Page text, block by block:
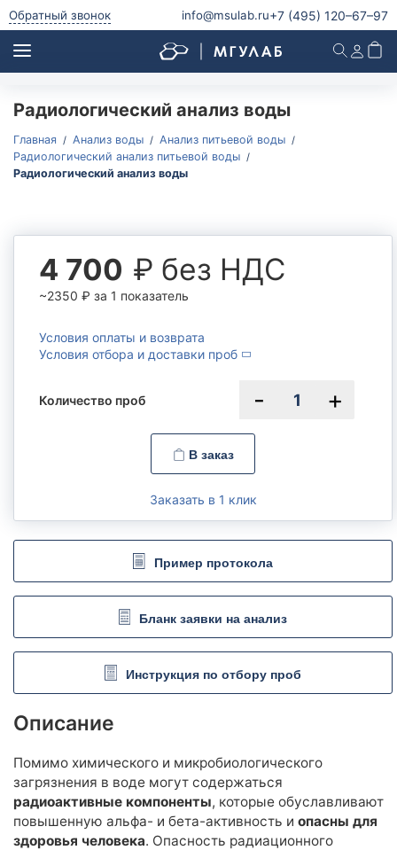
Обратный звонок info@msulab.ru+7 (495) 120–67–97
Анализ питьевой воды
Анализ питьевой воды
Анализ воды из скважины
Анализ водопроводной воды
Анализ бутилированной воды
Микробиологический и паразитологический анализ
питьевой воды
Радиологический анализ питьевой воды
Анализ воды из реки, пруда
Микробиологический и паразитологический анализ
Анализ воды из бассейна
Микробиологический и паразитологический анализ воды из
Анализ сточных вод
Анализ сточных вод
полива (гидропоника)
Комплексные наборы
Анионы
Элементный состав
Полициклические ароматические углеводороды (ПАУ)
Радиологический анализ воды
Главная Анализ воды
Анализ питьевой воды
Радиологический анализ питьевой воды
Радиологический анализ воды
Описание
Помимо химического и микробиологического
загрязнения в воде могут содержаться
радиоактивные компоненты, которые обуславливают
повышенную альфа- и бета-активность и опасны для
здоровья человека. Опасность радиационного
4 700 ₽ без НДС
~2350 ₽ за 1 показатель
Условия оплаты и возврата
Условия отбора и доставки проб
Количество проб
В заказ
Заказать в 1 клик
Пример протокола
Бланк заявки на анализ
Инструкция по отбору проб